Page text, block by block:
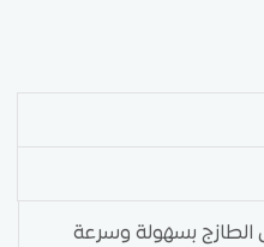
الطازج بسهولة وسرعة